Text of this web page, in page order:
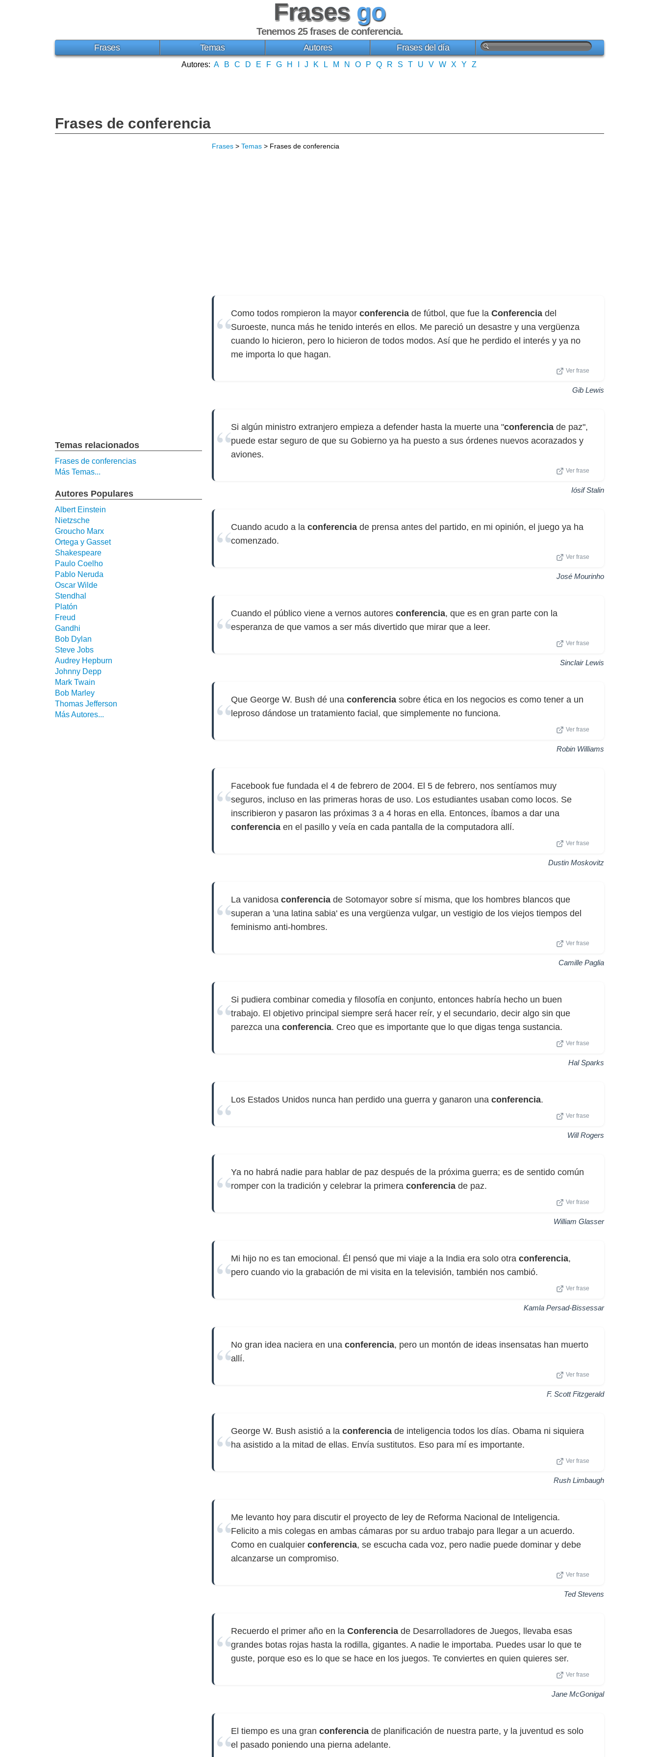
Frases go
Tenemos 25frases de conferencia.
Frases Temas Autores Frases del día
Autores: A B C D E F G H J K L M N O P Q R S T U V W X Y Z
Frases de conferencia
Frases > Temas > Frases de conferencia
Como todos rompieron la mayor conferencia de fútbol, que fue la Conferencia del
Suroeste, nunca más he tenido interés en ellos. Me pareció un desastre y una vergüenza
cuando lo hicieron, pero lo hicieron de todos modos. Así que he perdido el interés y ya no
me importa lo que hagan.
Ver frase
Gib Lewis
Si algún ministro extranjero empieza a defender hasta la muerte una "conferencia de paz",
puede estar seguro de que su Gobierno ya ha puesto a sus órdenes nuevos acorazados y
aviones.
Ver frase
Iósif Stalin
Cuando acudo a la conferencia de prensa antes del partido, en mi opinión, el juego ya ha
comenzado.
Ver frase
José Mourinho
Cuando el público viene a vernos autores conferencia, que es en gran parte con la
esperanza de que vamos a ser más divertido que mirar que a leer.
Ver frase
Sinclair Lewis
Que George W. Bush dé una conferencia sobre ética en los negocios es como tener a un
leproso dándose un tratamiento facial, que simplemente no funciona.
Ver frase
Robin Williams
Facebook fue fundada el 4 de febrero de 2004. El 5 de febrero, nos sentíamos muy
seguros, incluso en las primeras horas de uso. Los estudiantes usaban como locos. Se
inscribieron y pasaron las próximas 3 a 4 horas en ella. Entonces, íbamos a dar una
conferencia en el pasillo y veía en cada pantalla de la computadora allí.
Ver frase
Dustin Moskovitz
La vanidosa conferencia de Sotomayor sobre sí misma, que los hombres blancos que
superan a 'una latina sabia' es una vergüenza vulgar, un vestigio de los viejos tiempos del
feminismo anti-hombres.
Ver frase
Camille Paglia
Si pudiera combinar comedia y filosofía en conjunto, entonces habría hecho un buen
trabajo. El objetivo principal siempre será hacer reír, y el secundario, decir algo sin que
parezca una conferencia. Creo que es importante que lo que digas tenga sustancia.
Ver frase
Hal Sparks
Los Estados Unidos nunca han perdido una guerra y ganaron una conferencia.
Ver frase
Will Rogers
Ya no habrá nadie para hablar de paz después de la próxima guerra; es de sentido común
romper con la tradición y celebrar la primera conferencia de paz.
Ver frase
William Glasser
Mi hijo no es tan emocional. Él pensó que mi viaje a la India era solo otra conferencia,
pero cuando vio la grabación de mi visita en la televisión, también nos cambió.
Ver frase
Kamla Persad-Bissessar
No gran idea naciera en una conferencia, pero un montón de ideas insensatas han muerto
allí.
Ver frase
F. Scott Fitzgerald
George W. Bush asistió a la conferencia de inteligencia todos los días. Obama ni siquiera
ha asistido a la mitad de ellas. Envía sustitutos. Eso para mí es importante.
Ver frase
Rush Limbaugh
Me levanto hoy para discutir el proyecto de ley de Reforma Nacional de Inteligencia.
Felicito a mis colegas en ambas cámaras por su arduo trabajo para llegar a un acuerdo.
Como en cualquier conferencia, se escucha cada voz, pero nadie puede dominar y debe
alcanzarse un compromiso.
Ver frase
Ted Stevens
Recuerdo el primer año en la Conferencia de Desarrolladores de Juegos, llevaba esas
grandes botas rojas hasta la rodilla, gigantes. A nadie le importaba. Puedes usar lo que te
guste, porque eso es lo que se hace en los juegos. Te conviertes en quien quieres ser.
Ver frase
Jane McGonigal
El tiempo es una gran conferencia de planificación de nuestra parte, y la juventud es solo
el pasado poniendo una pierna adelante.
Temas relacionados
Frases de conferencias
Más Temas...
Autores Populares
Albert Einstein
Nietzsche
Groucho Marx
Ortega y Gasset
Shakespeare
Paulo Coelho
Pablo Neruda
Oscar Wilde
Stendhal
Platón
Freud
Gandhi
Bob Dylan
Steve Jobs
Audrey Hepburn
Johnny Depp
Mark Twain
Bob Marley
Thomas Jefferson
Más Autores...